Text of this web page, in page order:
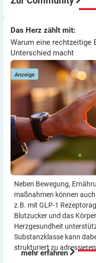
Warum eine rechtzeitige
Das Herz zählt mit:
Warum eine rechtzeitige
Unterschied macht
Anzeige
Neben Bewegung,
maßnahmen können
z.B. mit GLP-1
Blutzucker und das
Herzgesundheit
Substanzklasse kann
strukturiert zu
mehr erfahren